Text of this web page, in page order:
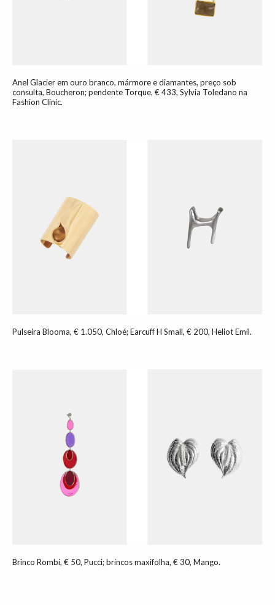
Anel Glacier em ouro branco, mármore e diamantes, preço sob
consulta, Boucheron; pendente Torque, € 433, Sylvia Toledano na
Fashion Clinic.
Pulseira Blooma, € 1.050, Chloé; Earcuff H Small, € 200, Heliot Emil.
Brinco Rombi, € 50, Pucci; brincos maxifolha, € 30, Mango.